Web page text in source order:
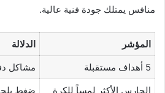
منافس يمتلك جودة فنية عالية.
المؤشر
الدلالة
5 أهداف مستقبلة
مشاكل
الحارس الأكثر لمساً للكرة
ضغط